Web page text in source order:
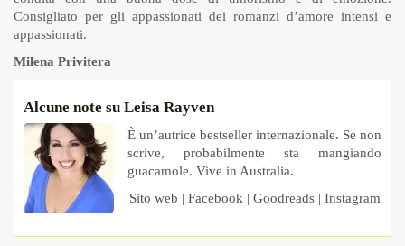
Consigliato per gli appassionati dei romanzi d’amore intensi e
appassionati.
Milena Privitera
Alcune note su Leisa Rayven
È un’autrice bestseller internazionale. Se non
scrive, probabilmente sta mangiando
guacamole. Vive in Australia.
Sito web | Facebook | Goodreads| Instagram